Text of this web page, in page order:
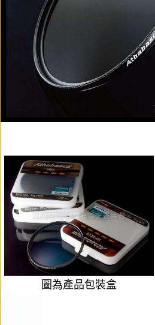
圖為產品包裝盒